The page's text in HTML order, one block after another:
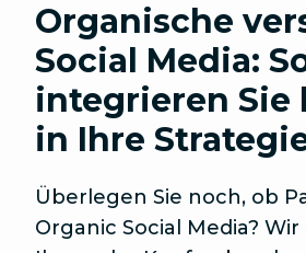
Organische
Social Media:
integrieren Sie
in Ihre
Überlegen Sie noch, ob
Organic Social Media?